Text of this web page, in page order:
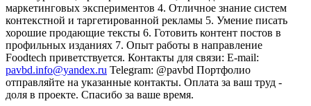
маркетинговых экспериментов 4. Отличное знание систем
контекстной и таргетированной рекламы 5. Умение писать
хорошие продающие тексты 6. Готовить контент постов в
профильных изданиях 7. Опыт работы в направление
Foodtech приветствуется. Контакты для связи: E-mail:
pavbd.info@yandex.ru Telegram: @pavbd Портфолио
отправляйте на указанные контакты. Оплата за ваш труд -
доля в проекте. Спасибо за ваше время.